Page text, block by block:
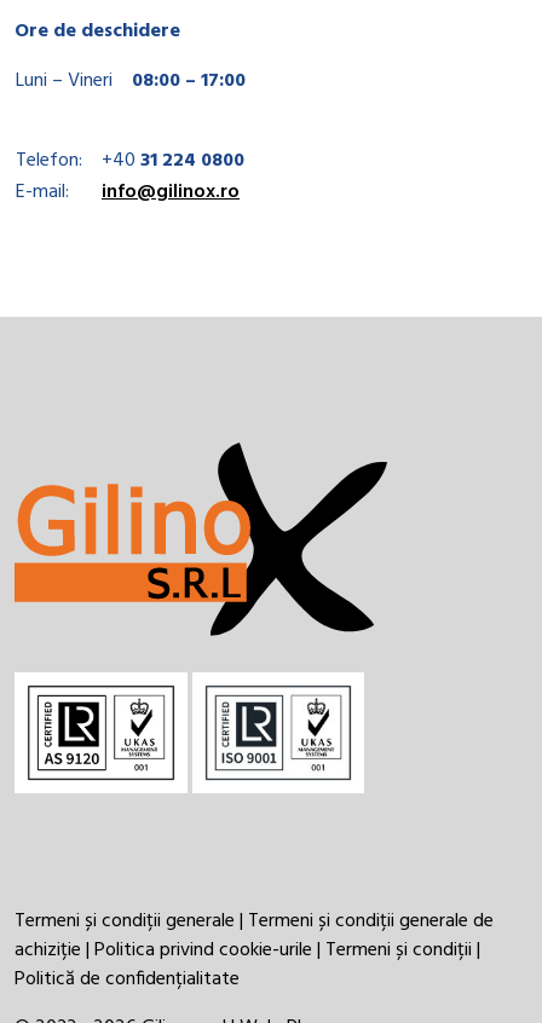
Ore de deschidere
Luni – Vineri
08:00 – 17:00
Telefon: +4031 224 0800
E-mail:
info@gilinox.ro
Termeni și condiții generale| Termeni și condiții generale de
achiziție|Politica privind cookie-urile| Termeni și condiții|
Politică de confidențialitate